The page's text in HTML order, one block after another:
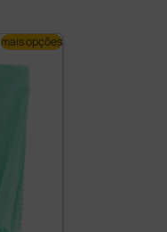
mais opções